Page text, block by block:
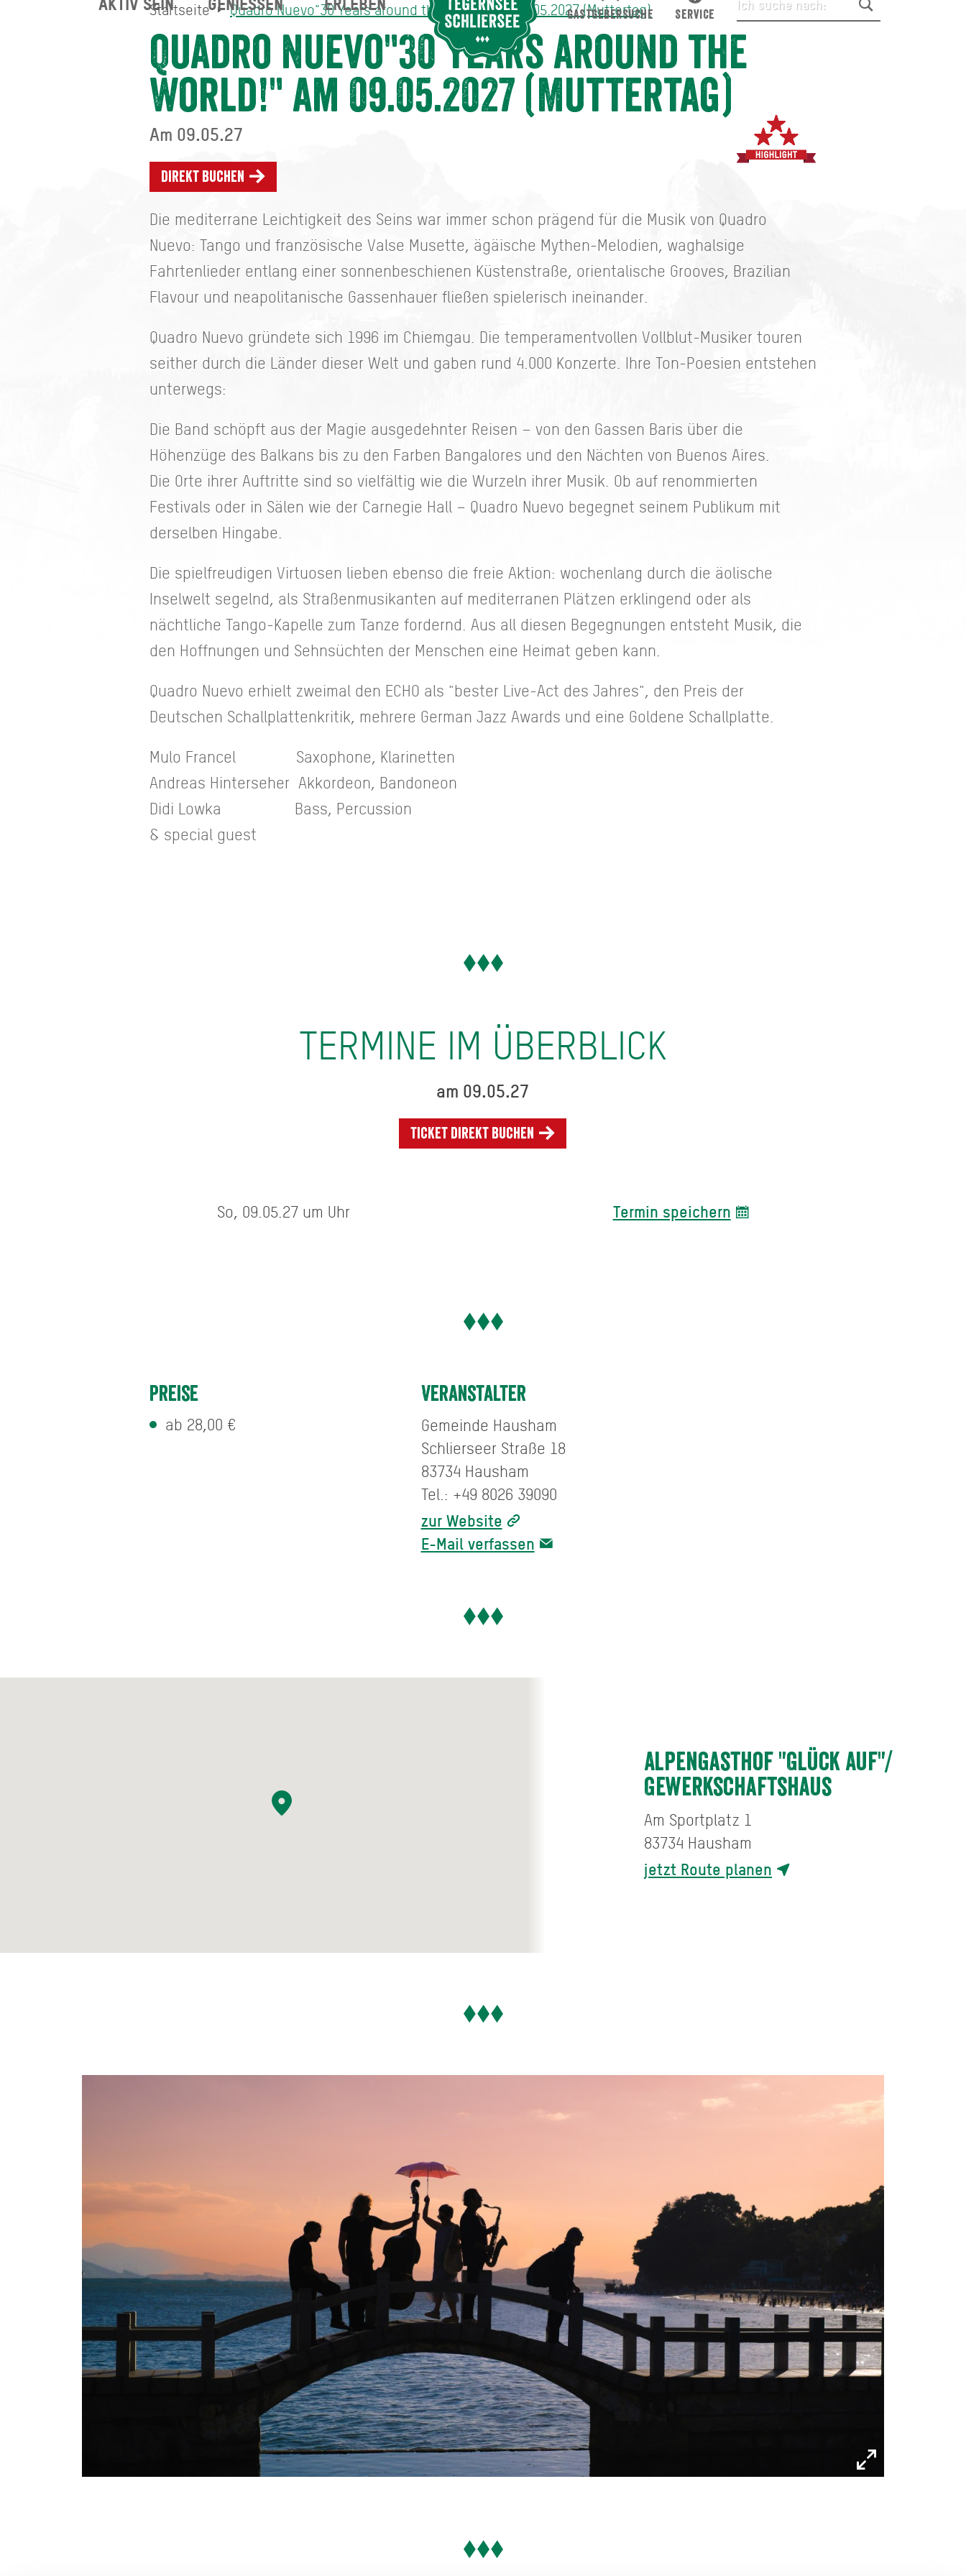
Startseite Quadro Nuevo"30 Years around the World!" am 09.05.2027 (Muttertag)
Quadro Nuevo"30 Years around the
World!" am 09.05.2027 (Muttertag)
Am 09.05.27
Direkt buchen
Die mediterrane Leichtigkeit des Seins war immer schon prägend für die Musik von Quadro
Nuevo: Tango und französische Valse Musette, ägäische Mythen-Melodien, waghalsige
Fahrtenlieder entlang einer sonnenbeschienen Küstenstraße, orientalische Grooves, Brazilian
Flavour und neapolitanische Gassenhauer fließen spielerisch ineinander.
Quadro Nuevo gründete sich 1996 im Chiemgau. Die temperamentvollen Vollblut-Musiker touren
seither durch die Länder dieser Welt und gaben rund 4.000 Konzerte. Ihre Ton-Poesien entstehen
unterwegs:
Die Band schöpft aus der Magie ausgedehnter Reisen – von den Gassen Baris über die
Höhenzüge des Balkans bis zu den Farben Bangalores und den Nächten von Buenos Aires.
Die Orte ihrer Auftritte sind so vielfältig wie die Wurzeln ihrer Musik. Ob auf renommierten
Festivals oder in Sälen wie der Carnegie Hall – Quadro Nuevo begegnet seinem Publikum mit
derselben Hingabe.
Die spielfreudigen Virtuosen lieben ebenso die freie Aktion: wochenlang durch die äolische
Inselwelt segelnd, als Straßenmusikanten auf mediterranen Plätzen erklingend oder als
nächtliche Tango-Kapelle zum Tanze fordernd. Aus all diesen Begegnungen entsteht Musik, die
den Hoffnungen und Sehnsüchten der Menschen eine Heimat geben kann.
Quadro Nuevo erhielt zweimal den ECHO als "bester Live-Act des Jahres", den Preis der
Deutschen Schallplattenkritik, mehrere German Jazz Awards und eine Goldene Schallplatte.
Mulo Francel Saxophone, Klarinetten
Andreas Hinterseher Akkordeon, Bandoneon
Didi Lowka Bass, Percussion
& special guest
TERMINE IM ÜBERBLICK
am 09.05.27
Ticket direkt buchen
So, 09.05.27 um Uhr Termin speichern
Preise
ab 28,00 €
Veranstalter
Gemeinde Hausham
Schlierseer Straße 18
83734 Hausham
Tel.: +49 8026 39090
zur Website
E-Mail verfassen
Alpengasthof "Glück Auf"/
Gewerkschaftshaus
Am Sportplatz 1
83734 Hausham
jetzt Route planen
Quadro Nuevo"30 Years around the World!" am 09.05.2027 (Muttertag)
AKTIV SEIN GENIESSEN ERLEBEN
GASTGEBERSUCHE SERVICE
Suche abschicken